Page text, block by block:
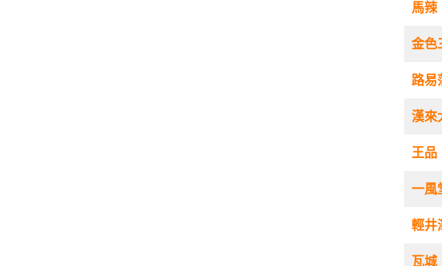
馬辣
金色
路易
漢來
王品
一風
輕井
瓦城